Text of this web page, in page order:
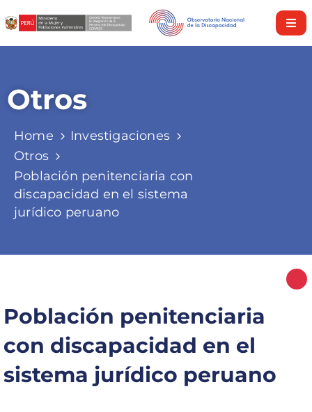
y
Servicios
Investigaciones
Discapacidad
Capacítate
Otros
Home
Investigaciones
Otros
Población penitenciaria con
discapacidad en el sistema
jurídico peruano
Población penitenciaria
con discapacidad en el
sistema jurídico peruano